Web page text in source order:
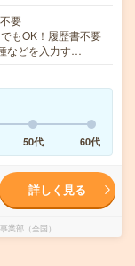
要
もOK！履歴書不要
などを入力す…
50代 60代
詳しく見る
部（全国）